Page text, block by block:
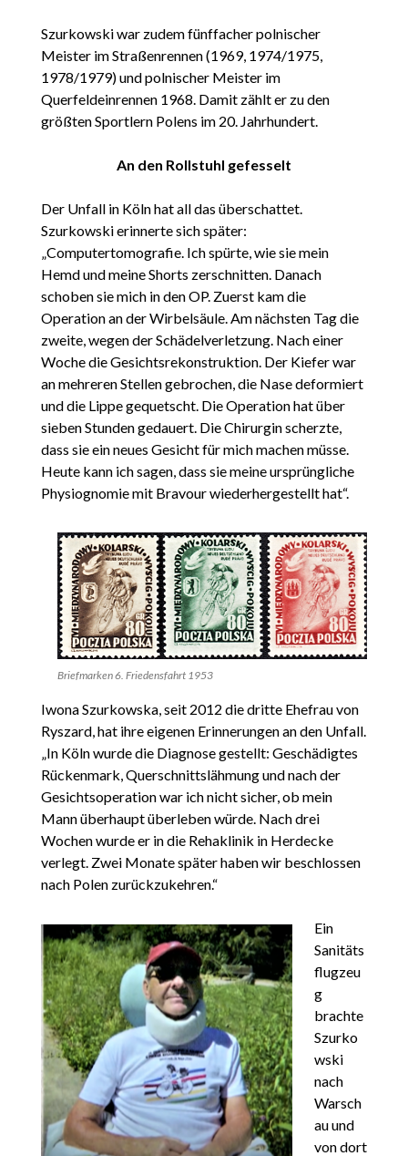
Szurkowski war zudem fünffacher polnischer
Meister im Straßenrennen (1969, 1974/1975,
1978/1979) und polnischer Meister im
Querfeldeinrennen 1968. Damit zählt er zu den
größten Sportlern Polens im 20. Jahrhundert.
An den Rollstuhl gefesselt
Der Unfall in Köln hat all das überschattet.
Szurkowski erinnerte sich später:
„Computertomografie. Ich spürte, wie sie mein
Hemd und meine Shorts zerschnitten. Danach
schoben sie mich in den OP. Zuerst kam die
Operation an der Wirbelsäule. Am nächsten Tag die
zweite, wegen der Schädelverletzung. Nach einer
Woche die Gesichtsrekonstruktion. Der Kiefer war
an mehreren Stellen gebrochen, die Nase deformiert
und die Lippe gequetscht. Die Operation hat über
sieben Stunden gedauert. Die Chirurgin scherzte,
dass sie ein neues Gesicht für mich machen müsse.
Heute kann ich sagen, dass sie meine ursprüngliche
Physiognomie mit Bravour wiederhergestellt hat“.
Briefmarken 6. Friedensfahrt 1953
Iwona Szurkowska, seit 2012 die dritte Ehefrau von
Ryszard, hat ihre eigenen Erinnerungen an den Unfall.
„In Köln wurde die Diagnose gestellt: Geschädigtes
Rückenmark, Querschnittslähmung und nach der
Gesichtsoperation war ich nicht sicher, ob mein
Mann überhaupt überleben würde. Nach drei
Wochen wurde er in die Rehaklinik in Herdecke
verlegt. Zwei Monate später haben wir beschlossen
nach Polen zurückzukehren.“
Ein
Sanitäts
flugzeu
g
brachte
Szurko
wski
nach
Warsch
au und
von dort